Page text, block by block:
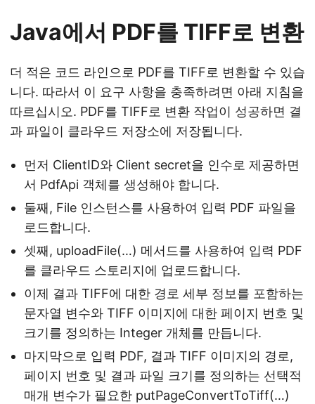
Java에서 PDF를 TIFF로 변환
더 적은 코드 라인으로 PDF를 TIFF로 변환할 수 있습
니다. 따라서 이 요구 사항을 충족하려면 아래 지침을
따르십시오. PDF를 TIFF로 변환 작업이 성공하면 결
과 파일이 클라우드 저장소에 저장됩니다.
먼저 ClientID와 Client secret을 인수로 제공하면
서 PdfApi 객체를 생성해야 합니다.
둘째, File 인스턴스를 사용하여 입력 PDF 파일을
로드합니다.
셋째, uploadFile(…) 메서드를 사용하여 입력 PDF
를 클라우드 스토리지에 업로드합니다.
이제 결과 TIFF에 대한 경로 세부 정보를 포함하는
문자열 변수와 TIFF 이미지에 대한 페이지 번호 및
크기를 정의하는 Integer 개체를 만듭니다.
마지막으로 입력 PDF, 결과 TIFF 이미지의 경로,
페이지 번호 및 결과 파일 크기를 정의하는 선택적
매개 변수가 필요한 putPageConvertToTiff(…)